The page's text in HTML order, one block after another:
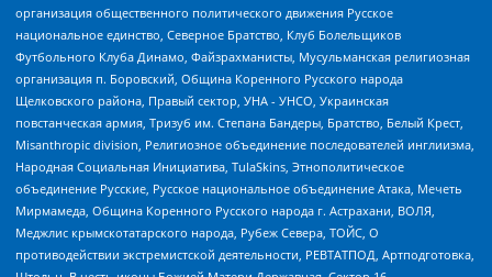
организация общественного политического движения Русское
национальное единство, Северное Братство, Клуб Болельщиков
Футбольного Клуба Динамо, Файзрахманисты, Мусульманская религиозная
организация п. Боровский, Община Коренного Русского народа
Щелковского района, Правый сектор, УНА - УНСО, Украинская
повстанческая армия, Тризуб им. Степана Бандеры, Братство, Белый Крест,
Misanthropic division, Религиозное объединение последователей инглиизма,
Народная Социальная Инициатива, TulaSkins, Этнополитическое
объединение Русские, Русское национальное объединение Атака, Мечеть
Мирмамеда, Община Коренного Русского народа г. Астрахани, ВОЛЯ,
Меджлис крымскотатарского народа, Рубеж Севера, ТОЙС, О
противодействии экстремистской деятельности, РЕВТАТПОД, Артподготовка,